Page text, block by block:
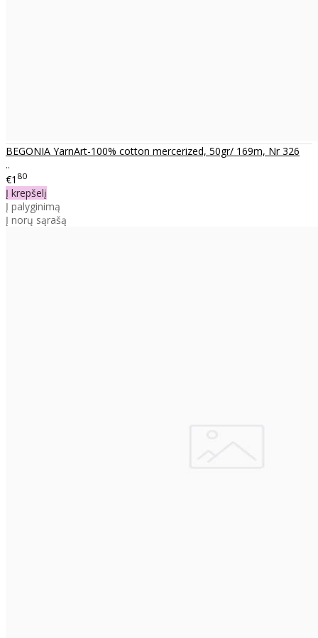
BEGONIA YarnArt-100% cotton mercerized, 50gr/ 169m, Nr 326
..
€1 80
Į krepšelį
Į palyginimą
Į norų sąrašą